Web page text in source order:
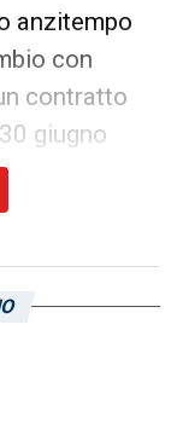
anzitempo
con
contratto
giugno
L’ex